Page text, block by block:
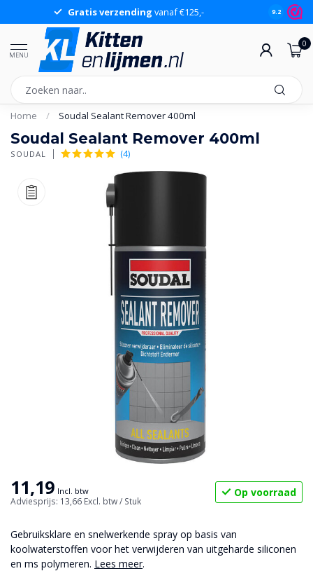
Gratis verzending vanaf €125,- 9.2
MENU
0
Home / Soudal Sealant Remover 400ml
Soudal Sealant Remover 400ml
SOUDAL (4)
11,19 Incl. btw
Adviesprijs: 13,66 Excl. btw/ Stuk
Op voorraad
Gebruiksklare en snelwerkende spray op basis van
koolwaterstoffen voor het verwijderen van uitgeharde siliconen
en ms polymeren. Lees meer.